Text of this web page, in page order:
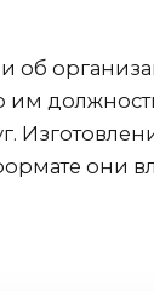
об
они